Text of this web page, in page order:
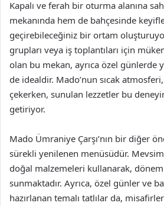
Kapalı ve ferah bir oturma alanına
mekanında hem de bahçesinde
geçirebileceğiniz bir ortam
grupları veya iş toplantıları için
olan bu mekan, ayrıca özel günlerde
de idealdir. Mado’nun sıcak
çekerken, sunulan lezzetler bu
getiriyor.
Mado Ümraniye Çarşı’nın bir diğer
sürekli yenilenen menüsüdür.
doğal malzemeleri kullanarak,
sunmaktadır. Ayrıca, özel günler ve
hazırlanan temalı tatlılar da,